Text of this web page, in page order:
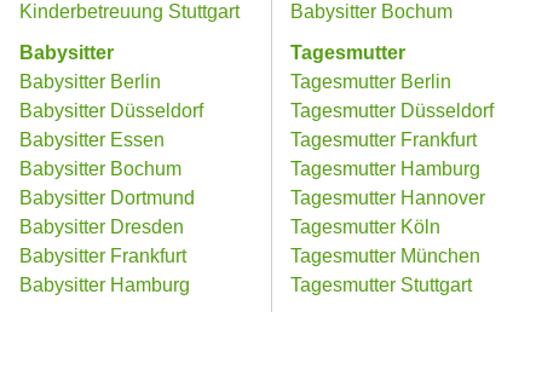
Kinderbetreuung Stuttgart
Babysitter
Babysitter Berlin
Babysitter Düsseldorf
Babysitter Essen
Babysitter Bochum
Babysitter Dortmund
Babysitter Dresden
Babysitter Frankfurt
Babysitter Hamburg
Babysitter Bochum
Tagesmutter
Tagesmutter Berlin
Tagesmutter Düsseldorf
Tagesmutter Frankfurt
Tagesmutter Hamburg
Tagesmutter Hannover
Tagesmutter Köln
Tagesmutter München
Tagesmutter Stuttgart